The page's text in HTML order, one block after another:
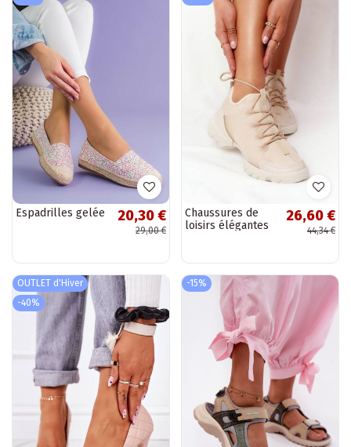
Espadrilles gelée 20,30 €
29,00 €
Chaussures de
loisirs élégantes
26,60 €
44,34 €
OUTLET d'Hiver
-40%
-15%